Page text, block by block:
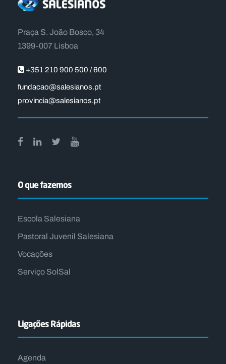
Praça S. João Bosco, 34
1399-007 Lisboa
+351 210 900 500 / 600
fundacao@salesianos.pt
provincia@salesianos.pt
O que fazemos
Escola Salesiana
Pastoral Juvenil Salesiana
Vocações
Serviço SolSal
Ligações Rápidas
Agenda